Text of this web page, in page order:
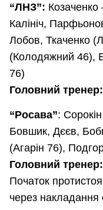
“ЛНЗ”: Козаченко
Калініч,
Лобов, Ткаченко
(Колодяжний 46),
76)
Головний тренер:
“Росава”:
Бовшик, Дєєв,
(Агарін 76),
Головний тренер:
Початок
через накладання